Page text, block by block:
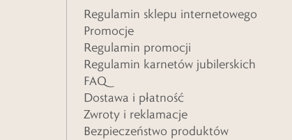
Regulamin sklepu internetowego
Promocje
Regulamin promocji
Regulamin karnetów jubilerskich
FAQ
Dostawa i płatność
Zwroty i reklamacje
Bezpieczeństwo produktów